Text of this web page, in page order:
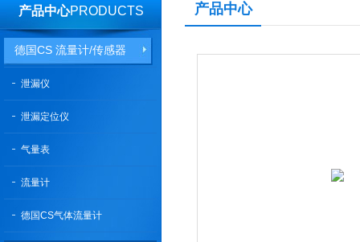
产品中心PRODUCTS
德国CS 流量计/传感器
泄漏仪
泄漏定位仪
气量表
流量计
德国CS气体流量计
产品中心